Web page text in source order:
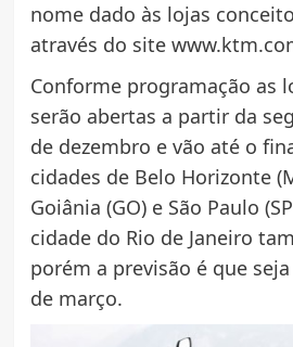
nome dado às lojas
através do site
Conforme programação as
serão abertas a partir da
de dezembro e vão até o
cidades de Belo Horizonte
Goiânia (GO) e São Paulo
cidade do Rio de Janeiro
porém a previsão é que
de março.